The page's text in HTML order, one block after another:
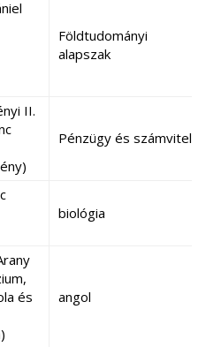
Földtudományi
alapszak
II.
Pénzügy és számvitel
biológia
és
angol